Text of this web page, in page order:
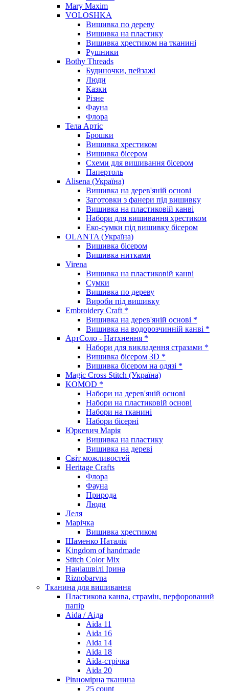
Mary Maxim
VOLOSHKA
Вишивка по дереву
Вишивка на пластику
Вишивка хрестиком на тканині
Рушники
Bothy Threads
Будиночки, пейзажі
Люди
Казки
Різне
Фауна
Флора
Тела Артіс
Брошки
Вишивка хрестиком
Вишивка бісером
Схеми для вишивання бісером
Папертоль
Alisena (Україна)
Вишивка на дерев'яній основі
Заготовки з фанери під вишивку
Вишивка на пластиковій канві
Набори для вишивання хрестиком
Еко-сумки під вишивку бісером
OLANTA (Україна)
Вишивка бісером
Вишивка нитками
Virena
Вишивка на пластиковій канві
Сумки
Вишивка по дереву
Вироби під вишивку
Embroidery Craft *
Вишивка на дерев'яній основі *
Вишивка на водорозчинній канві *
АртСоло - Натхнення *
Набори для викладення стразами *
Вишивка бісером 3D *
Вишивка бісером на одязі *
Magic Cross Stitch (Україна)
KOMOD *
Набори на дерев'яній основі
Набори на пластиковій основі
Набори на тканині
Набори бісерні
Юркевич Марія
Вишивка на пластику
Вишивка на дереві
Світ можливостей
Heritage Crafts
Флора
Фауна
Природа
Люди
Леля
Марічка
Вишивка хрестиком
Шаменко Наталія
Kingdom of handmade
Stitch Color Mix
Наніашвілі Ірина
Riznobarvna
Тканина для вишивання
Пластикова канва, страмін, перфорований
папір
Aida / Аіда
Aida 11
Aida 16
Aida 14
Aida 18
Aida-стрічка
Aida 20
Рівномірна тканина
25 count